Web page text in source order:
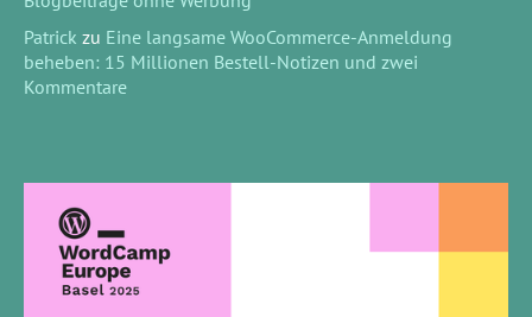
Patrick zu Eine langsame WooCommerce-Anmeldung
beheben: 15 Millionen Bestell-Notizen und zwei
Kommentare